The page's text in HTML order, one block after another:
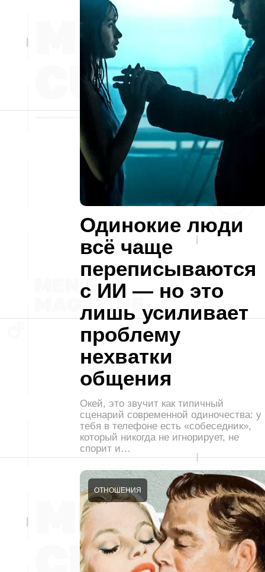
Одинокие люди
всё чаще
переписываются
с ИИ — но это
лишь усиливает
проблему
нехватки
общения
Окей, это звучит как типичный
сценарий современной одиночества: у
тебя в телефоне есть «собеседник»,
который никогда не игнорирует, не
спорит и…
ОТНОШЕНИЯ